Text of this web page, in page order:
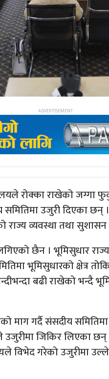
रोक्का राखेको जग्गा
उजुरी दिएका छन् ।
राज्य व्यवस्था तथा
छैन । भूमिसुधार राज्य
भूमिसुधारको क्षेत्र
बढी राखेको भन्दै
गर्दै संसदीय
जिकिर लिएका छन्
विभेद गरेको उजुरीमा